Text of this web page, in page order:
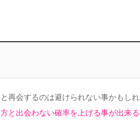
再会するのは避けられない事かもしれ
と出会わない確率を上げる事が出来る